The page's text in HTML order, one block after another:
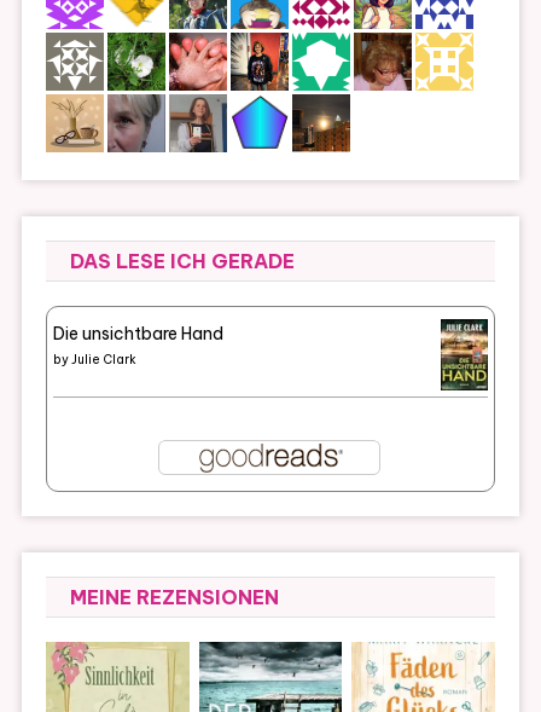
DAS LESE ICH GERADE
Die unsichtbare Hand
byJulie Clark
MEINE REZENSIONEN